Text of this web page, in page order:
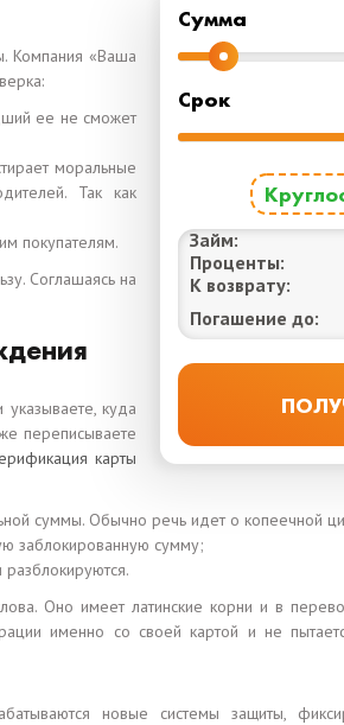
Cумма
Срок
Займ:
Проценты:
К возврату:
Погашение до:
Компания «Ваша
ее не сможет
моральные
Так как
покупателям.
Соглашаясь на
куда
переписываете
карты
суммы. Обычно речь идет о копеечной
заблокированную сумму;
Оно имеет латинские корни и в
именно со своей картой и не
новые системы защиты,